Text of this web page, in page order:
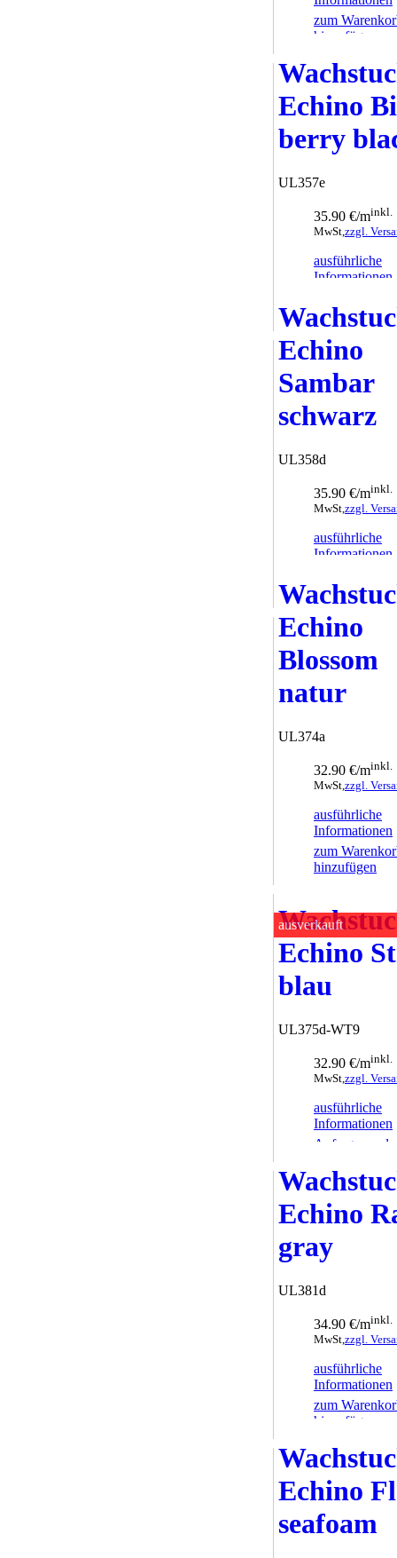
zum
hinzufügen
Echino
berry
UL357e
35.90 €/minkl.
MwSt, zzgl.
ausführliche
Informationen
hinzufügen
Echino
Sambar
schwarz
UL358d
35.90 €/minkl.
MwSt, zzgl.
ausführliche
Informationen
hinzufügen
Echino
Blossom
natur
UL374a
32.90 €/minkl.
MwSt, zzgl.
ausführliche
Informationen
zum
hinzufügen
ausverkauft
Echino
blau
UL375d-WT9
32.90 €/minkl.
MwSt, zzgl.
ausführliche
Informationen
Anfrage
Echino
gray
UL381d
34.90 €/minkl.
MwSt, zzgl.
ausführliche
Informationen
zum
hinzufügen
Echino
seafoam